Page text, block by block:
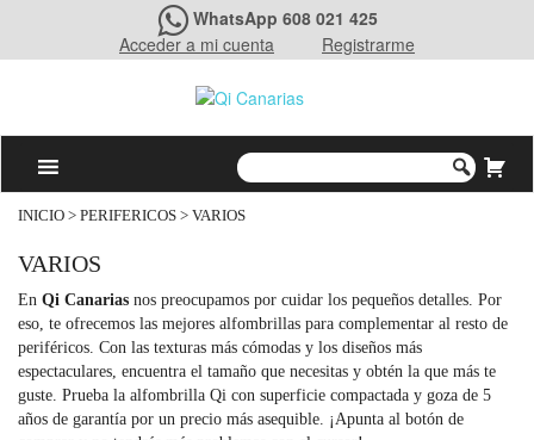
WhatsApp 608 021 425
Acceder a mi cuenta
Registrarme
INICIO > PERIFERICOS > VARIOS
VARIOS
En Qi Canarias nos preocupamos por cuidar los pequeños detalles. Por
eso, te ofrecemos las mejores alfombrillas para complementar al resto de
periféricos. Con las texturas más cómodas y los diseños más
espectaculares, encuentra el tamaño que necesitas y obtén la que más te
guste. Prueba la alfombrilla Qi con superficie compactada y goza de 5
años de garantía por un precio más asequible. ¡Apunta al botón de